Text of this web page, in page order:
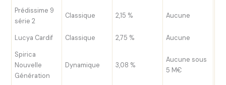
Prédissime 9
série 2
Classique 2,15 % Aucune
Lucya Cardif Classique 2,75 % Aucune
Spirica
Nouvelle
Génération
Dynamique 3,08 %
Aucune sous
5 M€